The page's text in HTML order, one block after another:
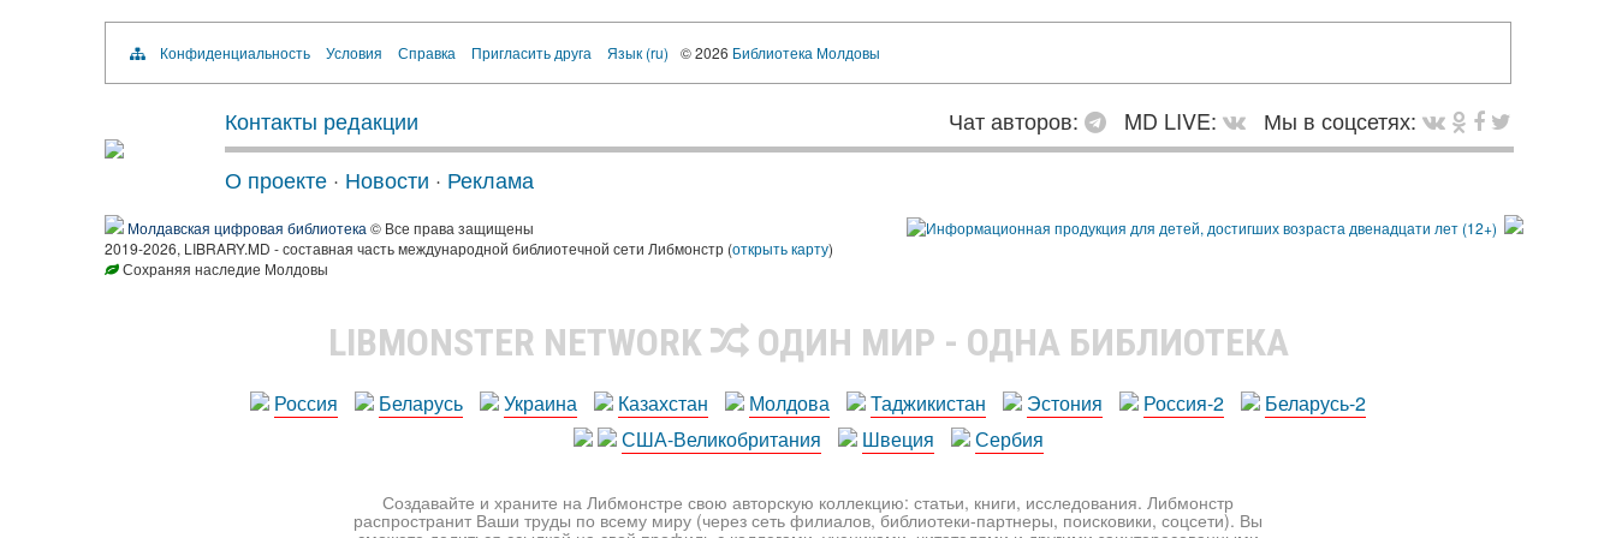
Конфиденциальность Условия Справка Пригласить друга Язык (ru) © 2026 Библиотека Молдовы
Контакты редакции Чат авторов: MD LIVE:
Мы в соцсетях:
О проекте · Новости · Реклама
Молдавская цифровая библиотека© Все права защищены
2019-2026, LIBRARY.MD - составная часть международной библиотечной сети Либмонстр (открыть карту)
Сохраняя наследие Молдовы
LIBMONSTER NETWORK ОДИН МИР - ОДНА БИБЛИОТЕКА
Россия Беларусь Украина Казахстан Молдова Таджикистан Эстония Россия-2
Беларусь-2
США-Великобритания
Швеция Сербия
Создавайте и храните на Либмонстре свою авторскую коллекцию: статьи, книги, исследования. Либмонстр
распространит Ваши труды по всему миру (через сеть филиалов, библиотеки-партнеры, поисковики, соцсети). Вы